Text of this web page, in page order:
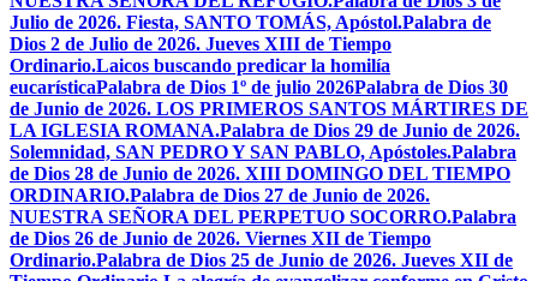
Julio de 2026. Fiesta, SANTO TOMÁS, Apóstol.Palabra de
Dios 2 de Julio de 2026. Jueves XIII de Tiempo
Ordinario.Laicos buscando predicar la homilía
eucarísticaPalabra de Dios 1º de julio 2026Palabra de Dios 30
de Junio de 2026. LOS PRIMEROS SANTOS MÁRTIRES DE
LA IGLESIA ROMANA.Palabra de Dios 29 de Junio de 2026.
Solemnidad, SAN PEDRO Y SAN PABLO, Apóstoles.Palabra
de Dios 28 de Junio de 2026. XIII DOMINGO DEL TIEMPO
ORDINARIO.Palabra de Dios 27 de Junio de 2026.
NUESTRA SEÑORA DEL PERPETUO SOCORRO.Palabra
de Dios 26 de Junio de 2026. Viernes XII de Tiempo
Ordinario.Palabra de Dios 25 de Junio de 2026. Jueves XII de